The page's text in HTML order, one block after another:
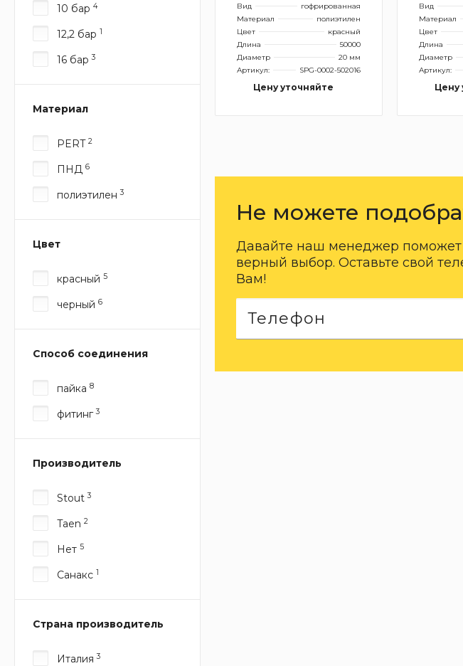
10 бар 4
12,2 бар 1
16 бар3
Материал
PERT 2
ПНД 6
полиэтилен3
Цвет
красный 5
черный 6
Способ соединения
пайка 8
фитинг3
Производитель
Stout3
Taen 2
Нет 5
Санакс 1
Страна производитель
Италия3
Вид
гофрированная
Материал
полиэтилен
Цвет
красный
Длина
50000
Диаметр
20 мм
Артикул:
SPG-0002-502016
Цену уточняйте
Вид
Материал
Цвет
Длина
Диаметр
Артикул:
Цену
Не можете
Давайте наш менеджер поможет
верный выбор. Оставьте свой
Вам!